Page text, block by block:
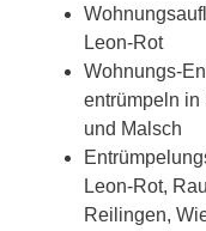
Leon-Rot
Wohnungs-
entrümpeln in
und Malsch
Leon-Rot,
Reilingen,